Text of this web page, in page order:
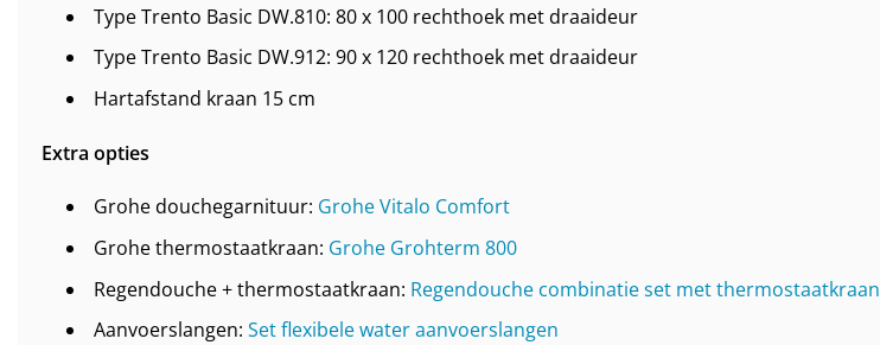
Type Trento Basic DW.810: 80 x 100 rechthoek met draaideur
Type Trento Basic DW.912: 90 x 120 rechthoek met draaideur
Hartafstand kraan 15 cm
Extra opties
Grohe douchegarnituur: Grohe Vitalo Comfort
Grohe thermostaatkraan: Grohe Grohterm 800
Regendouche + thermostaatkraan: Regendouche combinatie set met thermostaatkraan
Aanvoerslangen: Set flexibele water aanvoerslangen